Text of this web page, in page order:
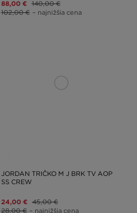
88,00 € 140,00 €
102,00 € – najnižšia cena
JORDAN TRIČKO M J BRK TV AOP
SS CREW
24,00 € 45,00 €
28,00 € – najnižšia cena